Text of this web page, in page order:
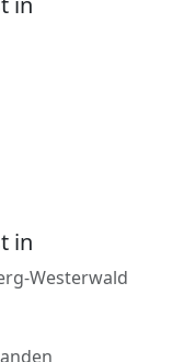
Westerwald